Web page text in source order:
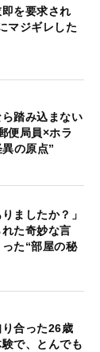
即を要求され
マジギレした
ら踏み込まない
便局員×ホラ
の原点”
ましたか？」
た奇妙な言
た“部屋の秘
り合った26歳
で、とんでも